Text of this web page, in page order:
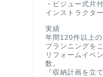
・ビジュー式片
インストラクター
実績
年間120件以上の
プランニングをこ
リフォームイベ
数。
『収納計画を立